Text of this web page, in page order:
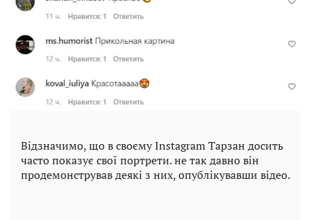
Відзначимо, що в своєму Instagram Тарзан досить
часто показує свої портрети. не так давно він
продемонстрував деякі з них, опублікувавши відео.